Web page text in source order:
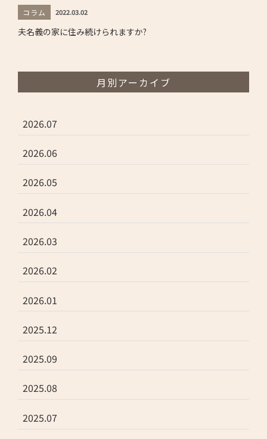
コラム 2022.03.02
夫名義の家に住み続けられますか?
月別アーカイブ
2026.07
2026.06
2026.05
2026.04
2026.03
2026.02
2026.01
2025.12
2025.09
2025.08
2025.07